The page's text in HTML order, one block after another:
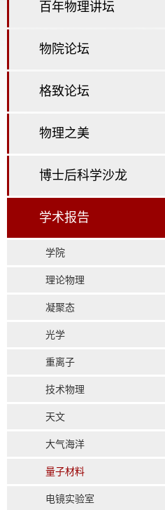
百年物理讲坛
物院论坛
格致论坛
物理之美
博士后科学沙龙
学术报告
学院
理论物理
凝聚态
光学
重离子
技术物理
天文
大气海洋
量子材料
电镜实验室